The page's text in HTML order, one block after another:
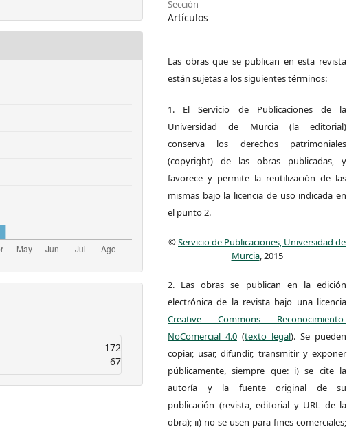
172
67
Sección
Artículos
Las obras que se publican en esta revista
están sujetas a los siguientes términos:
1. El Servicio de Publicaciones de la
Universidad de Murcia (la editorial)
conserva los derechos patrimoniales
(copyright) de las obras publicadas, y
favorece y permite la reutilización de las
mismas bajo la licencia de uso indicada en
el punto 2.
©Servicio de Publicaciones, Universidad de
Murcia, 2015
2. Las obras se publican en la edición
electrónica de la revista bajo una licencia
Creative Commons Reconocimiento-
NoComercial 4.0 (texto legal). Se pueden
copiar, usar, difundir, transmitir y exponer
públicamente, siempre que: i) se cite la
autoría y la fuente original de su
publicación (revista, editorial y URL de la
obra); ii) no se usen para fines comerciales;